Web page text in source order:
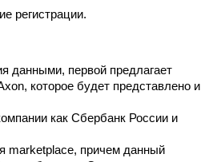
регистрации.
данными, первой предлагает
которое будет представлено и
как Сбербанк России и
marketplace, причем данный